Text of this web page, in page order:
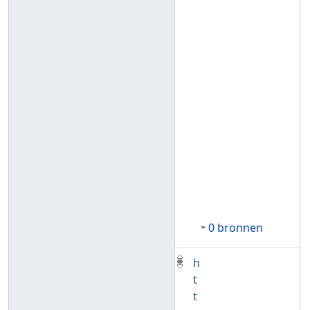
0 bronnen
h
t
t